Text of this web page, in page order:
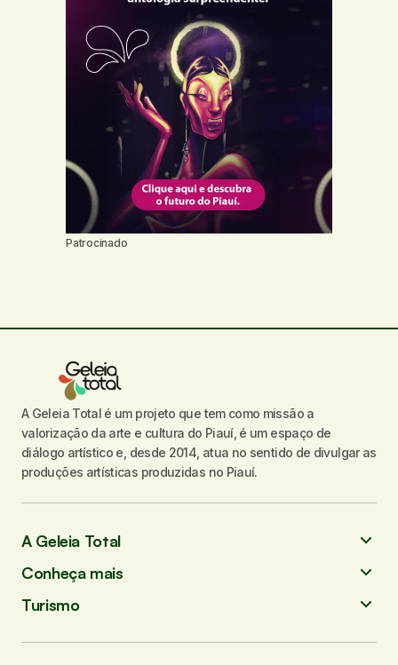
Patrocinado
A Geleia Total é um projeto que tem como missão a
valorização da arte e cultura do Piauí, é um espaço de
diálogo artístico e, desde 2014, atua no sentido de divulgar as
produções artísticas produzidas no Piauí.
A Geleia Total
Conheça mais
Turismo